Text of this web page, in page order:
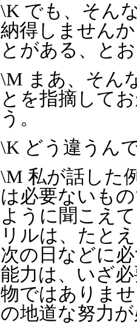
\K でも、そん
納得しません
とがある、と
\M まあ、そん
とを指摘して
う。
\K どう違うん
\M 私が話した
は必要ないも
ように聞こえ
リルは、たと
次の日などに
能力は、いざ
物ではありま
の地道な努力